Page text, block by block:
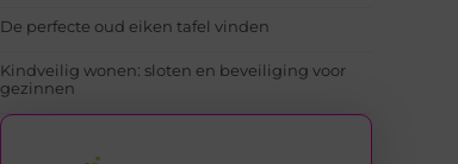
De perfecte oud eiken tafel vinden
Kindveilig wonen: sloten en beveiliging voor
gezinnen